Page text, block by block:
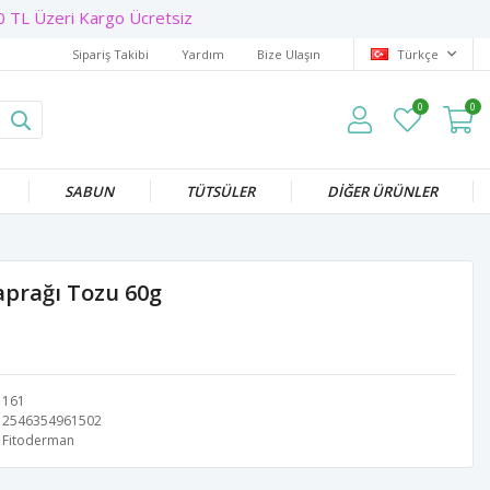
TL Üzeri Kargo Ücretsiz
Sipariş Takibi Yardım Bize Ulaşın Türkçe
0 0
SABUN TÜTSÜLER DİĞER ÜRÜNLER
Tozu 60g
161
2546354961502
Fitoderman